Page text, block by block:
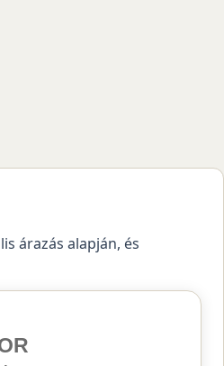
árazás alapján, és